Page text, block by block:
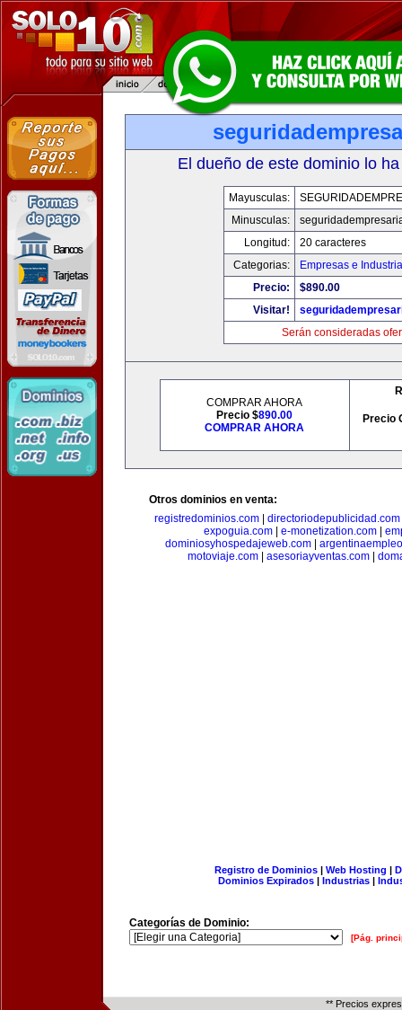
El dueño de este dominio lo
Mayusculas:
Minusculas:
Longitud:
20 caracteres
Categorias:
Empresas e
Precio:
$890.00
Visitar!
Serán consideradas
COMPRAR AHORA
Precio $890.00
COMPRAR AHORA
Precio
Otros dominios en venta:
registredominios.com| directoriodepublicidad.com
expoguia.com| e-monetization.com|
dominiosyhospedajeweb.com
motoviaje.com| asesoriayventas.com|
Registro de Dominios| Web Hosting |
Dominios Expirados | Industrias |
Categorías de Dominio:
[Pág.
** Precios